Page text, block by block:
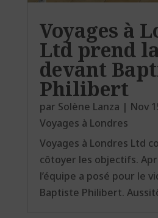
Voyages à
Ltd prend
devant
Philibert
par Solène Lanza | Nov
Voyages à Londres
Voyages à Londres Ltd
côtoyer les objectifs.
l’équipe a posé pour le
Baptiste Philibert.